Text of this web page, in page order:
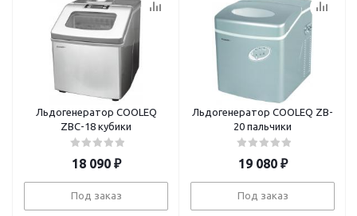
Льдогенератор COOLEQ
ZBC-18 кубики
18 090₽
Под заказ
Льдогенератор COOLEQ ZB-
20 пальчики
19 080₽
Под заказ